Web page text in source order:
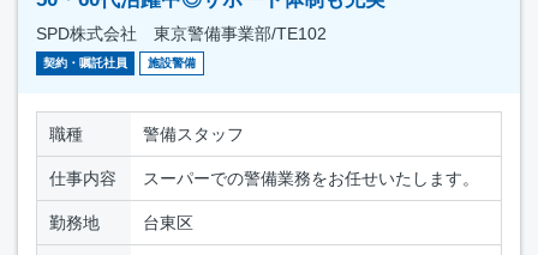
SPD株式会社 東京警備事業部/TE102
契約・嘱託社員 施設警備
職種 警備スタッフ
仕事内容 スーパーでの警備業務をお任せいたします。
勤務地 台東区